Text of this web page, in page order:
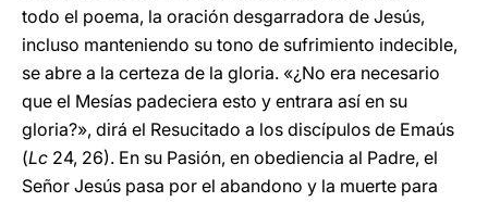
todo el poema, la oración desgarradora de Jesús,
incluso manteniendo su tono de sufrimiento indecible,
se abre a la certeza de la gloria. «¿No era necesario
que el Mesías padeciera esto y entrara así en su
gloria?», dirá el Resucitado a los discípulos de Emaús
(Lc 24, 26). En su Pasión, en obediencia al Padre, el
Señor Jesús pasa por el abandono y la muerte para